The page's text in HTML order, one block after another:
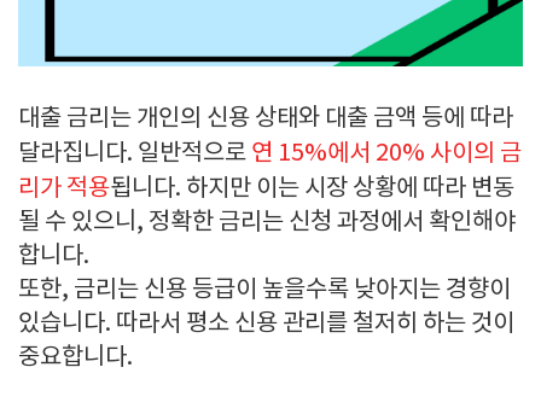
대출 금리는 개인의 신용 상태와 대출 금액 등에 따라
달라집니다. 일반적으로 연 15%에서 20% 사이의 금
리가 적용됩니다. 하지만 이는 시장 상황에 따라 변동
될 수 있으니, 정확한 금리는 신청 과정에서 확인해야
합니다.
또한, 금리는 신용 등급이 높을수록 낮아지는 경향이
있습니다. 따라서 평소 신용 관리를 철저히 하는 것이
중요합니다.